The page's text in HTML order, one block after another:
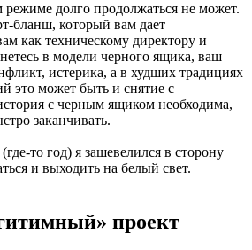
режиме долго продолжаться не может.
бланш, который вам дает
как техническому директору и
в модели черного ящика, ваш
истерика, а в худших традициях
это может быть и снятие с
с черным ящиком необходима,
заканчивать.
то год) я зашевелился в сторону
и выходить на белый свет.
проект